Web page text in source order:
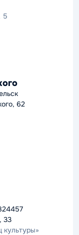
5
62
33
культуры»